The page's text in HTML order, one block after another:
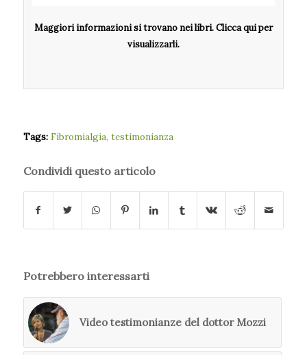
Maggiori informazioni si trovano nei libri. Clicca qui per
visualizzarli.
Tags: Fibromialgia, testimonianza
Condividi questo articolo
Potrebbero interessarti
Video testimonianze del dottor Mozzi